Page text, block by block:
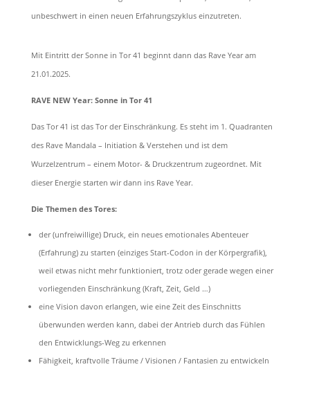
unbeschwert in einen neuen Erfahrungszyklus einzutreten.
Mit Eintritt der Sonne in Tor 41 beginnt dann das Rave Year am
21.01.2025.
RAVE NEW Year: Sonne in Tor 41
Das Tor 41 ist das Tor der Einschränkung. Es steht im 1. Quadranten
des Rave Mandala – Initiation & Verstehen und ist dem
Wurzelzentrum – einem Motor- & Druckzentrum zugeordnet. Mit
dieser Energie starten wir dann ins Rave Year.
Die Themen des Tores:
der (unfreiwillige) Druck, ein neues emotionales Abenteuer
(Erfahrung) zu starten (einziges Start-Codon in der Körpergrafik),
weil etwas nicht mehr funktioniert, trotz oder gerade wegen einer
vorliegenden Einschränkung (Kraft, Zeit, Geld …)
eine Vision davon erlangen, wie eine Zeit des Einschnitts
überwunden werden kann, dabei der Antrieb durch das Fühlen
den Entwicklungs-Weg zu erkennen
Fähigkeit, kraftvolle Träume / Visionen / Fantasien zu entwickeln